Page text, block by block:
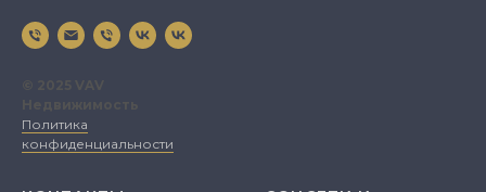
Политика
конфиденциальности